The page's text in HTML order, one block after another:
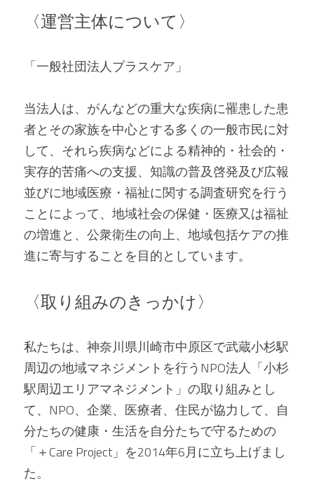
〈運営主体について〉
「一般社団法人プラスケア」
当法人は、がんなどの重大な疾病に罹患した患
者とその家族を中心とする多くの一般市民に対
して、それら疾病などによる精神的・社会的・
実存的苦痛への支援、知識の普及啓発及び広報
並びに地域医療・福祉に関する調査研究を行う
ことによって、地域社会の保健・医療又は福祉
の増進と、公衆衛生の向上、地域包括ケアの推
進に寄与することを目的としています。
〈取り組みのきっかけ〉
私たちは、神奈川県川崎市中原区で武蔵小杉駅
周辺の地域マネジメントを行うNPO法人「小杉
駅周辺エリアマネジメント」の取り組みとし
て、NPO、企業、医療者、住民が協力して、自
分たちの健康・生活を自分たちで守るための
「＋Care Project」を2014年6月に立ち上げまし
た。